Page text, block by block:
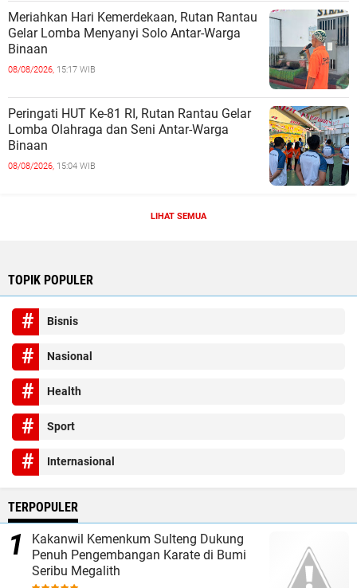
Meriahkan Hari Kemerdekaan, Rutan Rantau
Gelar Lomba Menyanyi Solo Antar-Warga
Binaan
08/08/2026, 15:17 WIB
Peringati HUT Ke-81 RI, Rutan Rantau Gelar
Lomba Olahraga dan Seni Antar-Warga
Binaan
08/08/2026, 15:04 WIB
LIHAT SEMUA
TOPIK POPULER
Bisnis
Nasional
Health
Sport
Internasional
TERPOPULER
Kakanwil Kemenkum Sulteng Dukung
Penuh Pengembangan Karate di Bumi
Seribu Megalith